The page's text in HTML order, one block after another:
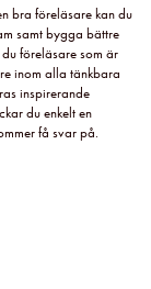
bra föreläsare kan du
samt bygga bättre
föreläsare som är
inom alla tänkbara
inspirerande
du enkelt en
få svar på.